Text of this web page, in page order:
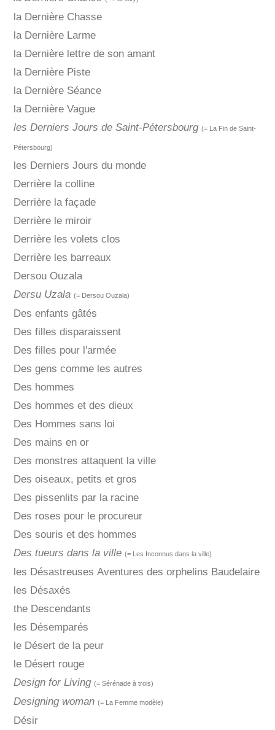
la Dernière Chasse
la Dernière Larme
la Dernière lettre de son amant
la Dernière Piste
la Dernière Séance
la Dernière Vague
les Derniers Jours de Saint-Pétersbourg (= La Fin de Saint-
Pétersbourg)
les Derniers Jours du monde
Derrière la colline
Derrière la façade
Derrière le miroir
Derrière les volets clos
Derrière les barreaux
Dersou Ouzala
Dersu Uzala (= Dersou Ouzala)
Des enfants gâtés
Des filles disparaissent
Des filles pour l'armée
Des gens comme les autres
Des hommes
Des hommes et des dieux
Des Hommes sans loi
Des mains en or
Des monstres attaquent la ville
Des oiseaux, petits et gros
Des pissenlits par la racine
Des roses pour le procureur
Des souris et des hommes
Des tueurs dans la ville (= Les Inconnus dans la ville)
les Désastreuses Aventures des orphelins Baudelaire
les Désaxés
the Descendants
les Désemparés
le Désert de la peur
le Désert rouge
Design for Living (= Sérénade à trois)
Designing woman (= La Femme modèle)
Désir